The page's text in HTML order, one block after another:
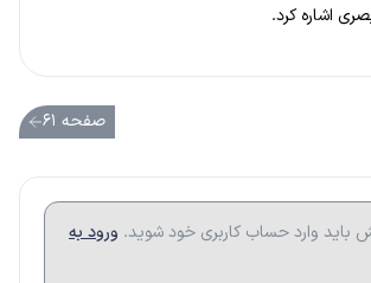
اشاره کرد.
صفحه ۶۱
باید وارد حساب کاربری خود شوید. ورود به